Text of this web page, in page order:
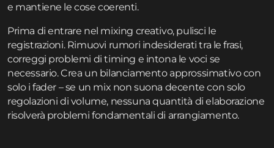
e mantiene le cose coerenti.
Prima di entrare nel mixing creativo, pulisci le
registrazioni. Rimuovi rumori indesiderati tra le frasi,
correggi problemi di timing e intona le voci se
necessario. Crea un bilanciamento approssimativo con
solo i fader – se un mix non suona decente con solo
regolazioni di volume, nessuna quantità di elaborazione
risolverà problemi fondamentali di arrangiamento.